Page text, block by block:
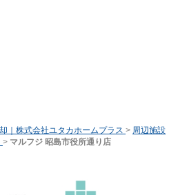
｜株式会社ユタカホームプラス > 周辺施設
> マルフジ 昭島市役所通り店